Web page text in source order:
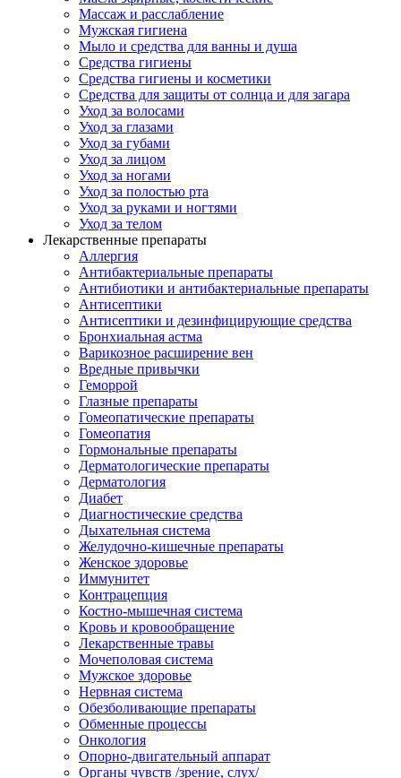
Массаж и расслабление
Мужская гигиена
Мыло и средства для ванны и душа
Средства гигиены
Средства гигиены и косметики
Средства для защиты от солнца и для загара
Уход за волосами
Уход за глазами
Уход за губами
Уход за лицом
Уход за ногами
Уход за полостью рта
Уход за руками и ногтями
Уход за телом
Лекарственные препараты
Аллергия
Антибактериальные препараты
Антибиотики и антибактериальные препараты
Антисептики
Антисептики и дезинфицирующие средства
Бронхиальная астма
Варикозное расширение вен
Вредные привычки
Геморрой
Глазные препараты
Гомеопатические препараты
Гомеопатия
Гормональные препараты
Дерматологические препараты
Дерматология
Диабет
Диагностические средства
Дыхательная система
Желудочно-кишечные препараты
Женское здоровье
Иммунитет
Контрацепция
Костно-мышечная система
Кровь и кровообращение
Лекарственные травы
Мочеполовая система
Мужское здоровье
Нервная система
Обезболивающие препараты
Обменные процессы
Онкология
Опорно-двигательный аппарат
Органы чувств /зрение, слух/